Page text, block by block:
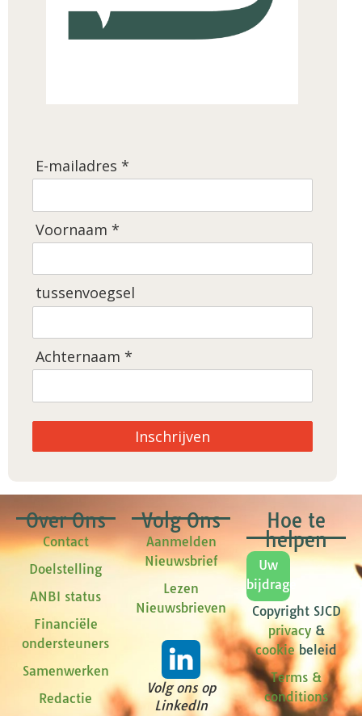
E-mailadres *
Voornaam *
tussenvoegsel
Achternaam *
Inschrijven
Over Ons
Contact
Doelstelling
ANBI status
Financiële
ondersteuners
Samenwerken
Redactie
Volg Ons
Aanmelden
Nieuwsbrief
Lezen
Nieuwsbrieven
Volg ons op
LinkedIn
Hoe te
helpen
Uw
bijdrage
Copyright SJCD
privacy&
cookiebeleid
Terms &
conditions